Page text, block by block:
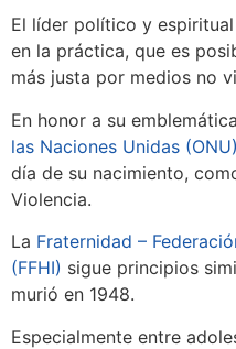
El líder político y
en la práctica, que es
más justa por medios no
En honor a su
las Naciones Unidas (ONU)
día de su nacimiento,
Violencia.
La Fraternidad –
(FFHI) sigue principios
murió en 1948.
Especialmente entre